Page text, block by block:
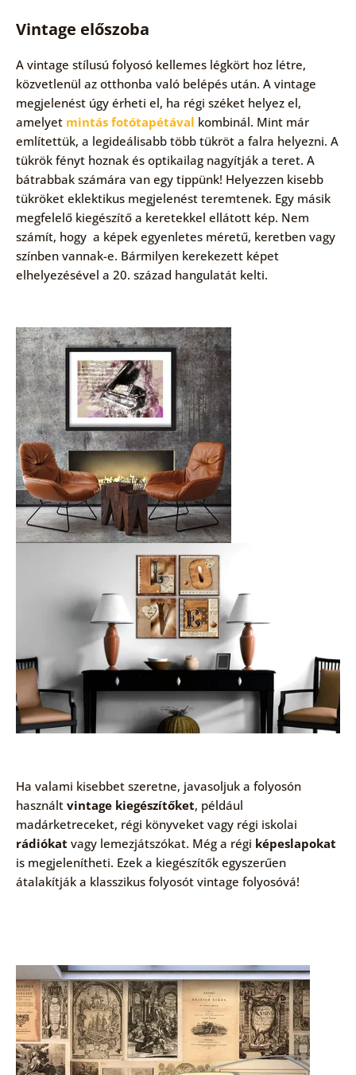
Vintage előszoba
A vintage stílusú folyosó kellemes légkört hoz létre,
közvetlenül az otthonba való belépés után. A vintage
megjelenést úgy érheti el, ha régi széket helyez el,
amelyet mintás fotótapétával kombinál. Mint már
említettük, a legideálisabb több tükröt a falra helyezni. A
tükrök fényt hoznak és optikailag nagyítják a teret. A
bátrabbak számára van egy tippünk! Helyezzen kisebb
tükröket eklektikus megjelenést teremtenek. Egy másik
megfelelő kiegészítő a keretekkel ellátott kép. Nem
számít, hogy a képek egyenletes méretű, keretben vagy
színben vannak-e. Bármilyen kerekezett képet
elhelyezésével a 20. század hangulatát kelti.
Ha valami kisebbet szeretne, javasoljuk a folyosón
használt vintage kiegészítőket, például
madárketreceket, régi könyveket vagy régi iskolai
rádiókat vagy lemezjátszókat. Még a régi képeslapokat
is megjelenítheti. Ezek a kiegészítők egyszerűen
átalakítják a klasszikus folyosót vintage folyosóvá!